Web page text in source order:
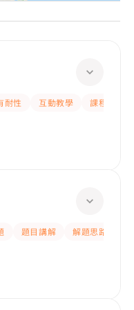
耐性 互動教學
課程設計
題目講解
解題思路